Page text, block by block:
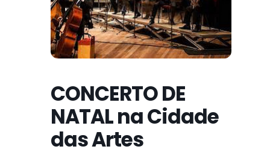
CONCERTO DE
NATAL na Cidade
das Artes